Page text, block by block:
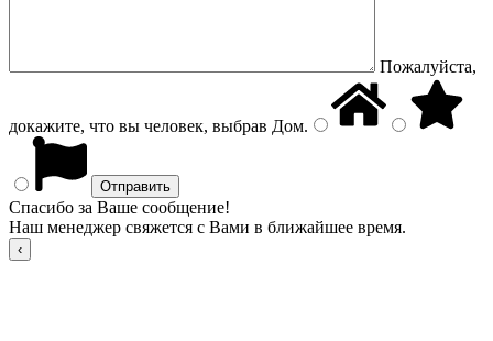
Пожалуйста,
докажите, что вы человек, выбрав Дом.
Спасибо за Ваше сообщение!
Наш менеджер свяжется с Вами в ближайшее время.